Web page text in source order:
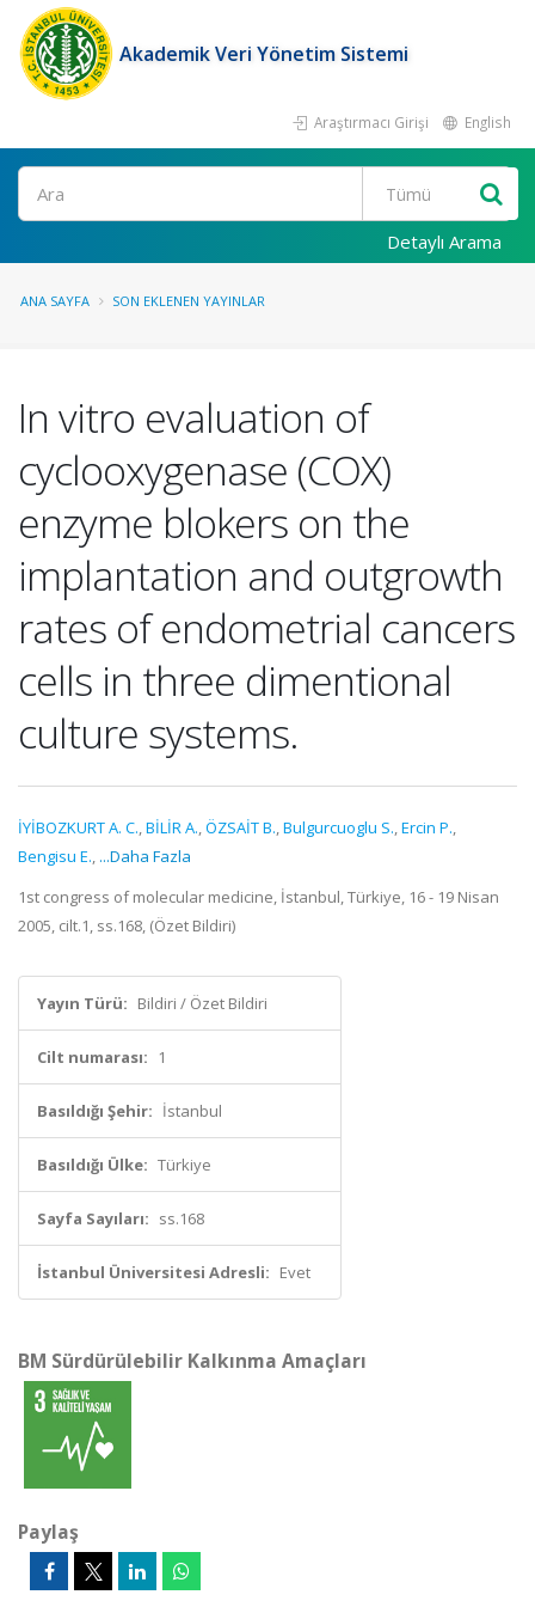
Akademik Veri Yönetim Sistemi
Araştırmacı Girişi English
Ara
Detaylı Arama
ANA SAYFA SON EKLENEN YAYINLAR
In vitro evaluation of
cyclooxygenase (COX)
enzyme blokers on the
implantation and outgrowth
rates of endometrial cancers
cells in three dimentional
culture systems.
İYİBOZKURT A. C.,BİLİR A.,ÖZSAİT B.,Bulgurcuoglu S.,Ercin P.,
Bengisu E., ...Daha Fazla
1st congress of molecular medicine, İstanbul, Türkiye, 16 - 19 Nisan
2005, cilt.1, ss.168, (Özet Bildiri)
Yayın Türü: Bildiri / Özet Bildiri
Cilt numarası: 1
Basıldığı Şehir: İstanbul
Basıldığı Ülke: Türkiye
Sayfa Sayıları: ss.168
İstanbul Üniversitesi Adresli: Evet
BM Sürdürülebilir Kalkınma Amaçları
Paylaş